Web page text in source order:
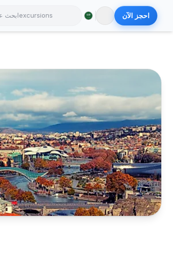
احجز الآن